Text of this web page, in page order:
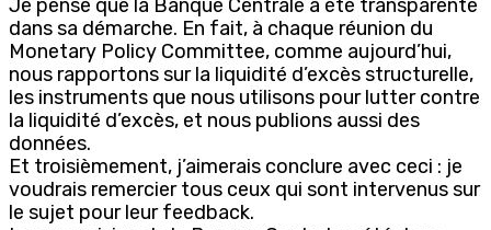
Je pense que la Banque Centrale a été transparente
dans sa démarche. En fait, à chaque réunion du
Monetary Policy Committee, comme aujourd’hui,
nous rapportons sur la liquidité d’excès structurelle,
les instruments que nous utilisons pour lutter contre
la liquidité d’excès, et nous publions aussi des
données.
Et troisièmement, j’aimerais conclure avec ceci : je
voudrais remercier tous ceux qui sont intervenus sur
le sujet pour leur feedback.